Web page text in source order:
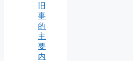
旧
事
的
主
要
内